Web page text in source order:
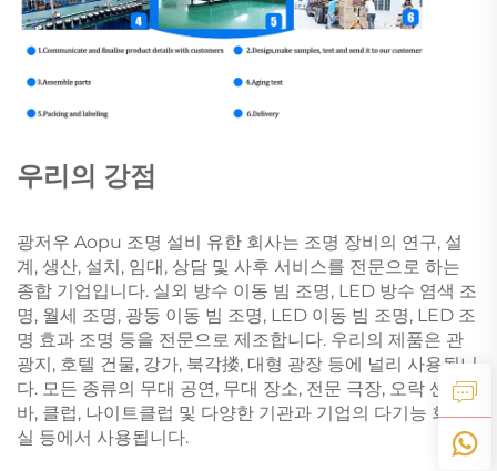
우리의 강점
광저우 Aopu 조명 설비 유한 회사는 조명 장비의 연구, 설
계, 생산, 설치, 임대, 상담 및 사후 서비스를 전문으로 하는
종합 기업입니다. 실외 방수 이동 빔 조명, LED 방수 염색 조
명, 월세 조명, 광둥 이동 빔 조명, LED 이동 빔 조명, LED 조
명 효과 조명 등을 전문으로 제조합니다. 우리의 제품은 관
광지, 호텔 건물, 강가, 북각搂, 대형 광장 등에 널리 사용됩니
다. 모든 종류의 무대 공연, 무대 장소, 전문 극장, 오락 센터,
바, 클럽, 나이트클럽 및 다양한 기관과 기업의 다기능 회의
실 등에서 사용됩니다.